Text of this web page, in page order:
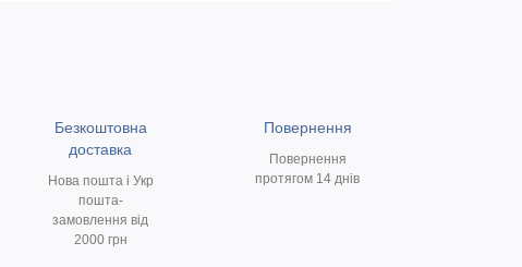
Безкоштовна
доставка
Нова пошта і Укр
пошта-
замовлення від
2000 грн
Повернення
Повернення
протягом 14 днів